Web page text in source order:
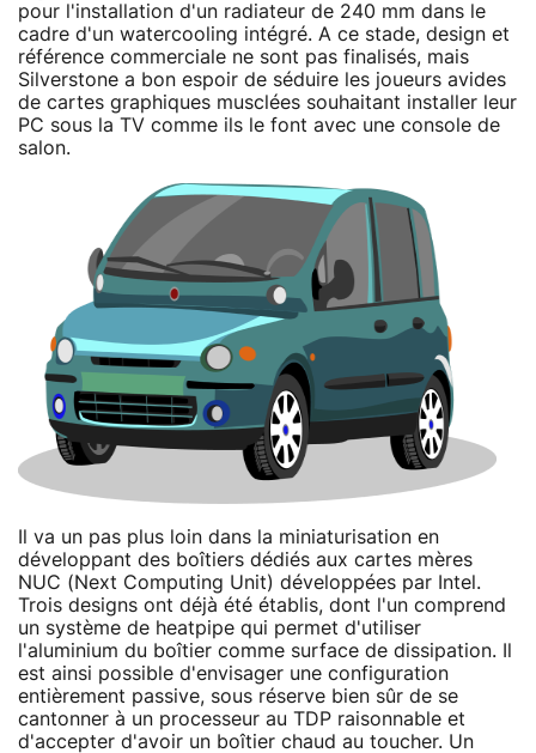
pour l'installation d'un radiateur de 240 mm dans le
cadre d'un watercooling intégré. A ce stade, design et
référence commerciale ne sont pas finalisés, mais
Silverstone a bon espoir de séduire les joueurs avides
de cartes graphiques musclées souhaitant installer leur
PC sous la TV comme ils le font avec une console de
salon.
Il va un pas plus loin dans la miniaturisation en
développant des boîtiers dédiés aux cartes mères
NUC (Next Computing Unit) développées par Intel.
Trois designs ont déjà été établis, dont l'un comprend
un système de heatpipe qui permet d'utiliser
l'aluminium du boîtier comme surface de dissipation. Il
est ainsi possible d'envisager une configuration
entièrement passive, sous réserve bien sûr de se
cantonner à un processeur au TDP raisonnable et
d'accepter d'avoir un boîtier chaud au toucher. Un